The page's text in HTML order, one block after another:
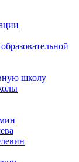
школу